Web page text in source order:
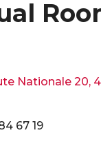
Nationale 20,
67 19